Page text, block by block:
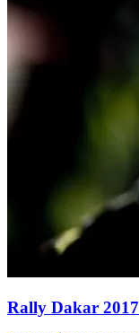
Rally Dakar 2017